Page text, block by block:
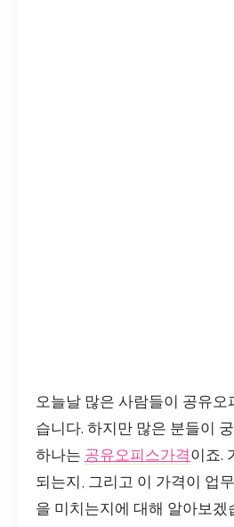
오늘날 많은 사람들이 공유오
습니다. 하지만 많은 분들이
하나는 공유오피스가격이죠.
되는지, 그리고 이 가격이 업
을 미치는지에 대해 알아보겠